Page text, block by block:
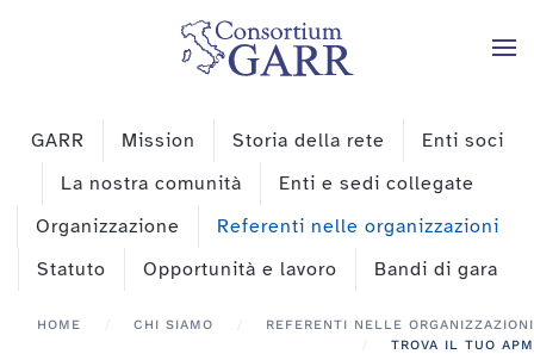
Skip to main content
GARR Mission Storia della rete
Enti soci
La nostra comunità
Enti e sedi collegate
Organizzazione
Referenti nelle organizzazioni
Statuto
Opportunità e lavoro Bandi di gara
HOME CHI SIAMO
REFERENTI NELLE ORGANIZZAZIONI
TROVA IL TUO APM